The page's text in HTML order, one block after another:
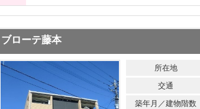
ブローテ藤本
所在地
交通
築年月／建物階数